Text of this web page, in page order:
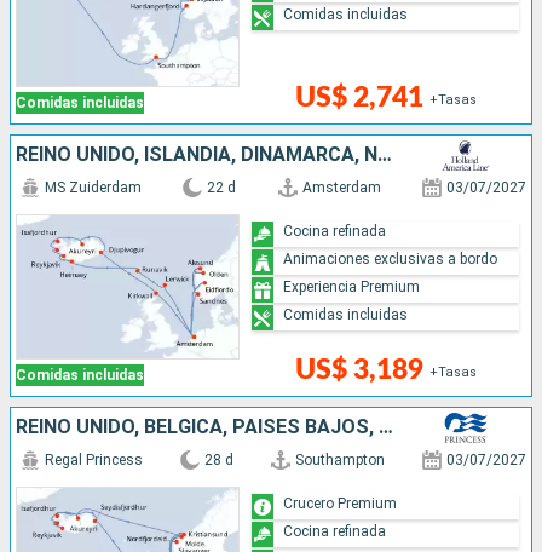
Comidas incluidas US$ 2,741 +Tasas
Comidas incluidas
REINO UNIDO, ISLANDIA, DINAMARCA, NORUEGA, PAISES BAJOS
Comidas incluidas
MS Zuiderdam 22 d Amsterdam 03/07/2027
US$ 3,189 +Tasas
Cocina refinada
Animaciones exclusivas a bordo
Experiencia Premium
Comidas incluidas
REINO UNIDO, BÉLGICA, PAISES BAJOS, ALEMANIA, DINAMARCA, NORUEGA, ISLANDIA
Regal Princess 28 d Southampton 03/07/2027
Crucero Premium
Cocina refinada